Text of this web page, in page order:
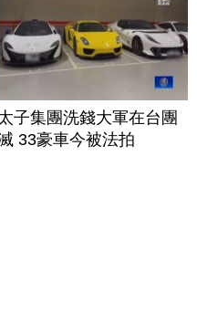
子集團洗錢大軍在台團
33豪車今被法拍